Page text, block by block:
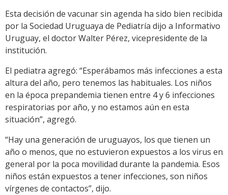
Esta decisión de vacunar sin agenda ha sido bien recibida
por la Sociedad Uruguaya de Pediatría dijo a Informativo
Uruguay, el doctor Walter Pérez, vicepresidente de la
institución.
El pediatra agregó: “Esperábamos más infecciones a esta
altura del año, pero tenemos las habituales. Los niños
en la época prepandemia tienen entre 4 y 6 infecciones
respiratorias por año, y no estamos aún en esta
situación”, agregó.
“Hay una generación de uruguayos, los que tienen un
año o menos, que no estuvieron expuestos a los virus en
general por la poca movilidad durante la pandemia. Esos
niños están expuestos a tener infecciones, son niños
vírgenes de contactos”, dijo.